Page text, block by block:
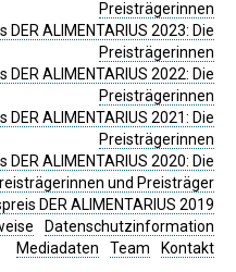
Preisträgerinnen
ALIMENTARIUS 2023: Die
Preisträgerinnen
ALIMENTARIUS 2022: Die
Preisträgerinnen
ALIMENTARIUS 2021: Die
Preisträgerinnen
ALIMENTARIUS 2020: Die
und Preisträger
DER ALIMENTARIUS 2019
Datenschutzinformation
Mediadaten
Team Kontakt